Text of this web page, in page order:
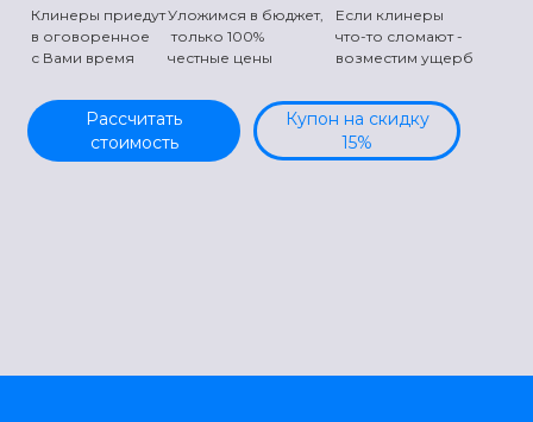
Купон на скидку
15%
Рассчитать
стоимость
Если клинеры
что-то сломают -
возместим ущерб
Уложимся в бюджет,
только 100%
честные цены
Клинеры приедут
в оговоренное
с Вами время